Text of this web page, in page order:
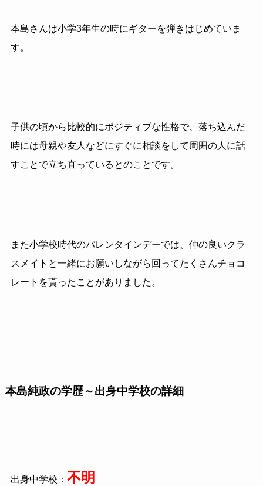
本島さんは小学3年生の時にギターを弾きはじめていま
す。
子供の頃から比較的にポジティブな性格で、落ち込んだ
時には母親や友人などにすぐに相談をして周囲の人に話
すことで立ち直っているとのことです。
また小学校時代のバレンタインデーでは、仲の良いクラ
スメイトと一緒にお願いしながら回ってたくさんチョコ
レートを貰ったことがありました。
本島純政の学歴～出身中学校の詳細
出身中学校： 不明